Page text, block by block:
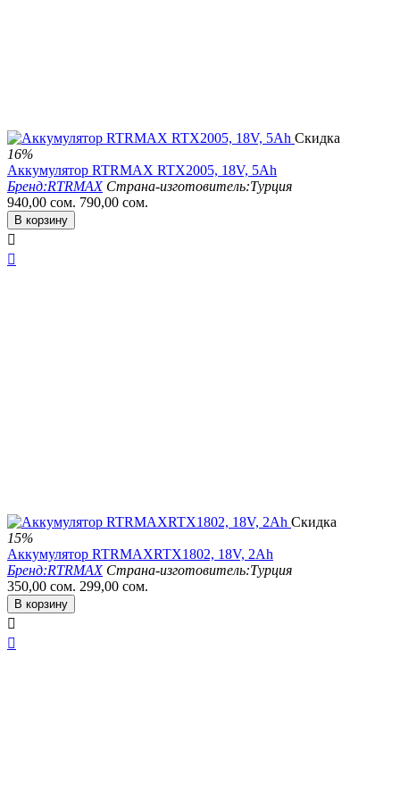
Скидка
16%
Аккумулятор RTRMAX RTX2005, 18V, 5Ah
Бренд:RTRMAX Страна-изготовитель:Турция
940,00 сом. 790,00 сом.
В корзину


Скидка
15%
Аккумулятор RTRMAXRTX1802, 18V, 2Ah
Бренд:RTRMAX Страна-изготовитель:Турция
350,00 сом. 299,00 сом.
В корзину

